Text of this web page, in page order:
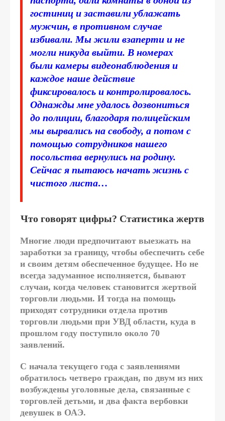
гостиниц и заставили ублажать
мужчин, в противном случае
избивали. Мы жили взаперти и не
могли никуда выйти. В номерах
были камеры видеонаблюдения и
каждое наше действие
фиксировалось и контролировалось.
Однажды мне удалось дозвониться
до полиции, благодаря полицейским
мы вырвались на свободу, а потом с
помощью сотрудников нашего
посольства вернулись на родину.
Сейчас я пытаюсь начать жизнь с
чистого листа…
Что говорят цифры? Статистика жертв
Многие люди предпочитают выезжать на
заработки за границу, чтобы обеспечить себе
и своим детям обеспеченное будущее. Но не
всегда задуманное исполняется, бывают
случаи, когда человек становится жертвой
торговли людьми. И тогда на помощь
приходят сотрудники отдела против
торговли людьми при УВД области, куда в
прошлом году поступило около 70
заявлений.
С начала текущего года с заявлениями
обратилось четверо граждан, по двум из них
возбуждены уголовные дела, связанные с
торговлей детьми, и два факта вербовки
девушек в ОАЭ.